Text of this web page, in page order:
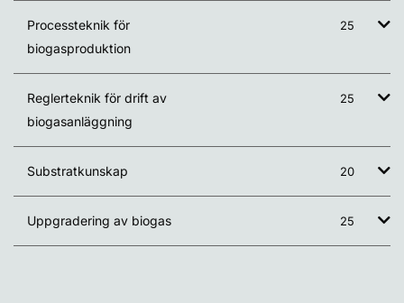
Processteknik för
biogasproduktion
25
Reglerteknik för drift av
biogasanläggning
25
Substratkunskap 20
Uppgradering av biogas 25